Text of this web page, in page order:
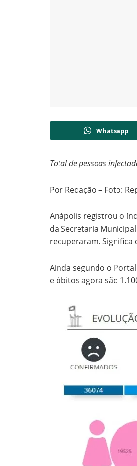
Whatsapp
Total de pessoas
Por Redação – Foto:
Anápolis registrou o
da Secretaria
recuperaram. Significa
Ainda segundo o
e óbitos agora são